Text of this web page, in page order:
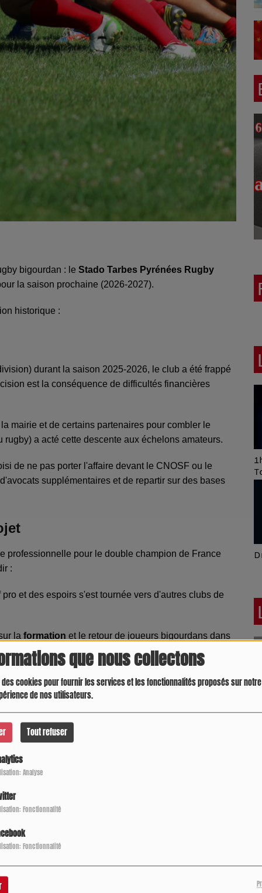
que nous collectons
cookies pour fournir les services et les fonctionnalités proposés sur
de nos utilisateurs.
Tout refuser
Analyse
Fonctionnalité
Fonctionnalité
bigourdan : le Stado Tarbes Pyrénées Rugby
la saison prochaine (2026-2027).
historique :
durant la saison 2025-2026, le club a été frappé
est la conséquence de difficultés financières
mairie et de certains partenaires pour combler le
a acté cette descente aux échelons amateurs.
de ne pas porter l'affaire devant le CNOSF ou le
supplémentaires et de repartir sur des bases
professionnelle pour le double champion de France
:
et des espoirs s'est tournée vers d'autres clubs de
la formation et le retour de joueurs bigourdans dans
une équipe compétitive.
et le sponsoring ont été réajustés pour
l'école de rugby.
une remontée progressive dans la hiérarchie
Art of Mixing Series
Proposée par Jean
Anza
Latino América